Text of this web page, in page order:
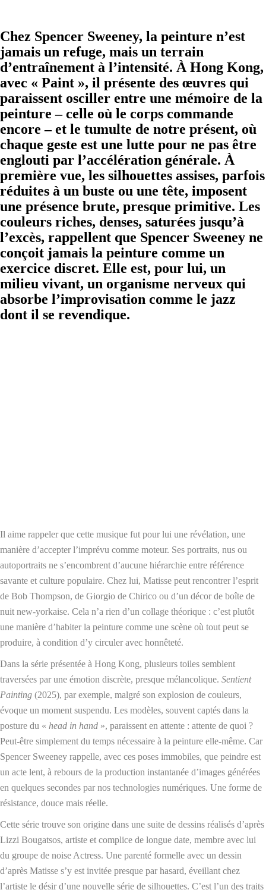
Chez Spencer Sweeney, la peinture n’est
jamais un refuge, mais un terrain
d’entraînement à l’intensité. À Hong Kong,
avec « Paint », il présente des œuvres qui
paraissent osciller entre une mémoire de la
peinture – celle où le corps commande
encore – et le tumulte de notre présent, où
chaque geste est une lutte pour ne pas être
englouti par l’accélération générale. À
première vue, les silhouettes assises, parfois
réduites à un buste ou une tête, imposent
une présence brute, presque primitive. Les
couleurs riches, denses, saturées jusqu’à
l’excès, rappellent que Spencer Sweeney ne
conçoit jamais la peinture comme un
exercice discret. Elle est, pour lui, un
milieu vivant, un organisme nerveux qui
absorbe l’improvisation comme le jazz
dont il se revendique.
Il aime rappeler que cette musique fut pour lui une révélation, une
manière d’accepter l’imprévu comme moteur. Ses portraits, nus ou
autoportraits ne s’encombrent d’aucune hiérarchie entre référence
savante et culture populaire. Chez lui, Matisse peut rencontrer l’esprit
de Bob Thompson, de Giorgio de Chirico ou d’un décor de boîte de
nuit new-yorkaise. Cela n’a rien d’un collage théorique : c’est plutôt
une manière d’habiter la peinture comme une scène où tout peut se
produire, à condition d’y circuler avec honnêteté.
Dans la série présentée à Hong Kong, plusieurs toiles semblent
traversées par une émotion discrète, presque mélancolique. Sentient
Painting (2025), par exemple, malgré son explosion de couleurs,
évoque un moment suspendu. Les modèles, souvent captés dans la
posture du « head in hand », paraissent en attente : attente de quoi ?
Peut-être simplement du temps nécessaire à la peinture elle-même. Car
Spencer Sweeney rappelle, avec ces poses immobiles, que peindre est
un acte lent, à rebours de la production instantanée d’images générées
en quelques secondes par nos technologies numériques. Une forme de
résistance, douce mais réelle.
Cette série trouve son origine dans une suite de dessins réalisés d’après
Lizzi Bougatsos, artiste et complice de longue date, membre avec lui
du groupe de noise Actress. Une parenté formelle avec un dessin
d’après Matisse s’y est invitée presque par hasard, éveillant chez
l’artiste le désir d’une nouvelle série de silhouettes. C’est l’un des traits